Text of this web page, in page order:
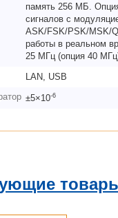
память 256 МБ.
сигналов с
ASK/FSK/PSK/MSK/
работы в реальном
25 МГц (опция 40
LAN, USB
±5×10-6